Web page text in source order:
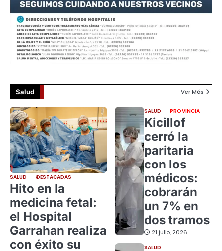
Salud Ver Más
SALUD DESTACADAS
Hito en la
medicina fetal:
el Hospital
Garrahan realiza
con éxito su
SALUD PROVINCIA
Kicillof
cerró la
paritaria
con los
médicos:
cobrarán
un 7% en
dos tramos
21 julio, 2026
SALUD